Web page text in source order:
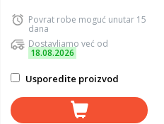
Povrat robe moguć unutar 15
dana
Dostavljamo već od
18.08.2026
Usporedite proizvod